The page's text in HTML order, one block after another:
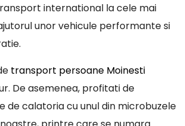
international la cele mai
unor vehicule performante si
transport persoane Moinesti
De asemenea, profitati de
de calatoria cu unul din microbuzele